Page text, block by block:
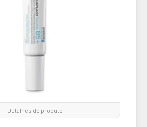
Detalhes do produto